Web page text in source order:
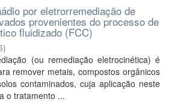
por eletrorremediação de
provenientes do processo de
fluidizado (FCC)
)
(ou remediação eletrocinética) é
remover metais, compostos orgânicos
contaminados, cuja aplicação neste
o tratamento ...